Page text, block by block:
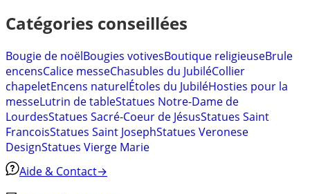
Catégories conseillées
Bougie de noëlBougies votivesBoutique religieuseBrule
encensCalice messeChasubles du JubiléCollier
chapeletEncens naturelÉtoles du JubiléHosties pour la
messeLutrin de tableStatues Notre-Dame de
LourdesStatues Sacré-Coeur de JésusStatues Saint
FrancoisStatues Saint JosephStatues Veronese
DesignStatues Vierge Marie
Aide & Contact→